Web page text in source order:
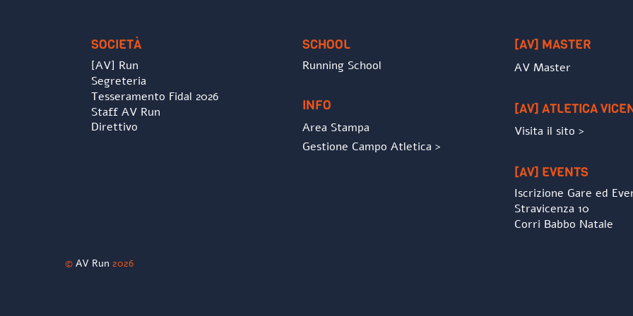
SOCIETÀ
[AV] Run
Segreteria
Tesseramento Fidal 2026
Staff AV Run
Direttivo
SCHOOL
Running School
INFO
Area Stampa
Gestione Campo Atletica >
[AV] MASTER
AV Master
[AV] ATLETICA
Visita il sito >
[AV] EVENTS
Iscrizione Gare ed
Stravicenza 10
Corri Babbo Natale
© AV Run 2026